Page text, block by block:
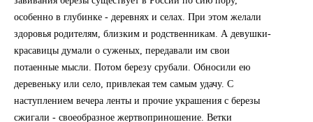
особенно в глубинке - деревнях и селах. При этом желали
здоровья родителям, близким и родственникам. А девушки-
красавицы думали о суженых, передавали им свои
потаенные мысли. Потом березу срубали. Обносили ею
деревеньку или село, привлекая тем самым удачу. С
наступлением вечера ленты и прочие украшения с березы
сжигали - своеобразное жертвоприношение. Ветки